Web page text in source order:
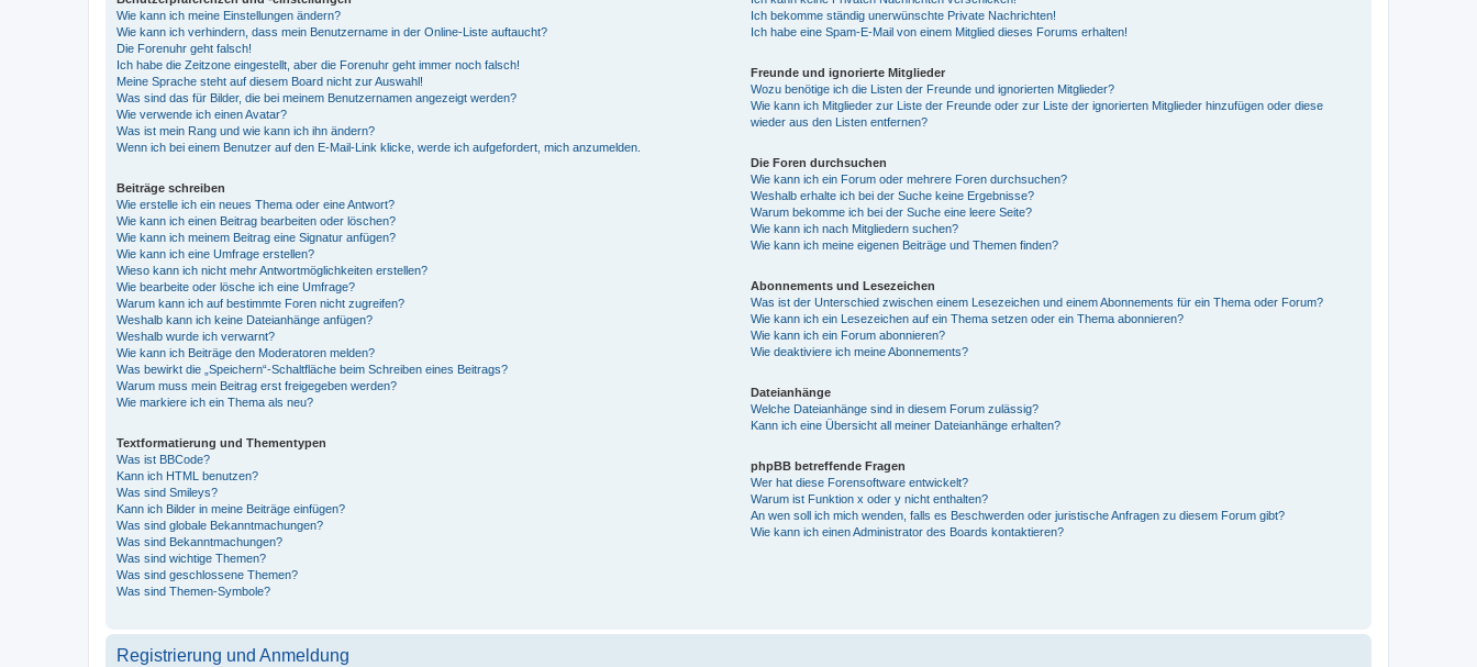
Wie kann ich meine Einstellungen ändern?
Wie kann ich verhindern, dass mein Benutzername in der Online-Liste auftaucht?
Die Forenuhr geht falsch!
Ich habe die Zeitzone eingestellt, aber die Forenuhr geht immer noch falsch!
Meine Sprache steht auf diesem Board nicht zur Auswahl!
Was sind das für Bilder, die bei meinem Benutzernamen angezeigt werden?
Wie verwende ich einen Avatar?
Was ist mein Rang und wie kann ich ihn ändern?
Wenn ich bei einem Benutzer auf den E-Mail-Link klicke, werde ich aufgefordert, mich anzumelden.
Beiträge schreiben
Wie erstelle ich ein neues Thema oder eine Antwort?
Wie kann ich einen Beitrag bearbeiten oder löschen?
Wie kann ich meinem Beitrag eine Signatur anfügen?
Wie kann ich eine Umfrage erstellen?
Wieso kann ich nicht mehr Antwortmöglichkeiten erstellen?
Wie bearbeite oder lösche ich eine Umfrage?
Warum kann ich auf bestimmte Foren nicht zugreifen?
Weshalb kann ich keine Dateianhänge anfügen?
Weshalb wurde ich verwarnt?
Wie kann ich Beiträge den Moderatoren melden?
Was bewirkt die „Speichern“-Schaltfläche beim Schreiben eines Beitrags?
Warum muss mein Beitrag erst freigegeben werden?
Wie markiere ich ein Thema als neu?
Textformatierung und Thementypen
Was ist BBCode?
Kann ich HTML benutzen?
Was sind Smileys?
Kann ich Bilder in meine Beiträge einfügen?
Was sind globale Bekanntmachungen?
Was sind Bekanntmachungen?
Was sind wichtige Themen?
Was sind geschlossene Themen?
Was sind Themen-Symbole?
Ich bekomme ständig unerwünschte Private Nachrichten!
Ich habe eine Spam-E-Mail von einem Mitglied dieses Forums erhalten!
Freunde und ignorierte Mitglieder
Wozu benötige ich die Listen der Freunde und ignorierten Mitglieder?
Wie kann ich Mitglieder zur Liste der Freunde oder zur Liste der ignorierten Mitglieder hinzufügen oder diese
wieder aus den Listen entfernen?
Die Foren durchsuchen
Wie kann ich ein Forum oder mehrere Foren durchsuchen?
Weshalb erhalte ich bei der Suche keine Ergebnisse?
Warum bekomme ich bei der Suche eine leere Seite?
Wie kann ich nach Mitgliedern suchen?
Wie kann ich meine eigenen Beiträge und Themen finden?
Abonnements und Lesezeichen
Was ist der Unterschied zwischen einem Lesezeichen und einem Abonnements für ein Thema oder Forum?
Wie kann ich ein Lesezeichen auf ein Thema setzen oder ein Thema abonnieren?
Wie kann ich ein Forum abonnieren?
Wie deaktiviere ich meine Abonnements?
Dateianhänge
Welche Dateianhänge sind in diesem Forum zulässig?
Kann ich eine Übersicht all meiner Dateianhänge erhalten?
phpBB betreffende Fragen
Wer hat diese Forensoftware entwickelt?
Warum ist Funktion x oder y nicht enthalten?
An wen soll ich mich wenden, falls es Beschwerden oder juristische Anfragen zu diesem Forum gibt?
Wie kann ich einen Administrator des Boards kontaktieren?
Registrierung und Anmeldung